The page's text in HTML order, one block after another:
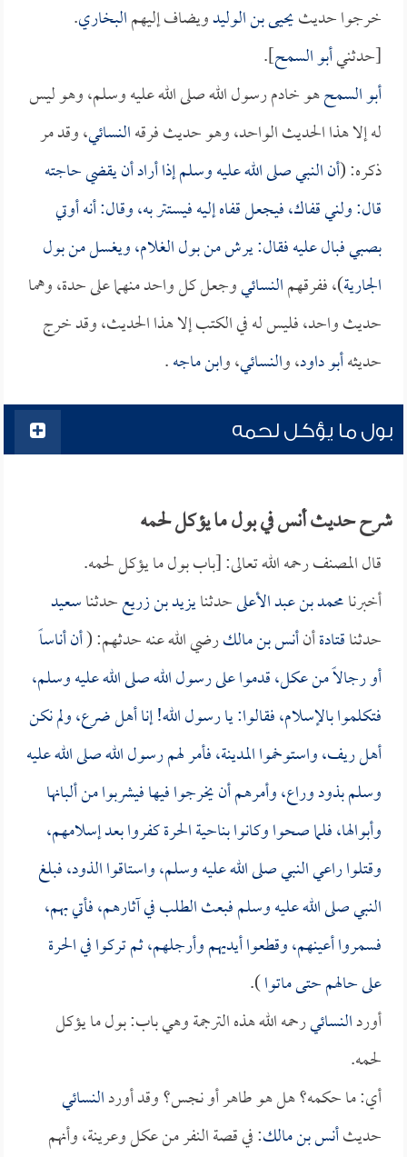
خرجوا حديثيحيى بن الوليدويضاف إليهمالبخاري.
[حدثنيأبو السمح].
أبو السمحهو خادم رسول الله صلى الله عليه وسلم، وهو ليس
له إلا هذا الحديث الواحد، وهو حديث فرقهالنسائي، وقد مر
ذكره: (أن النبي صلى الله عليه وسلم إذا أراد أن يقضي حاجته
قال: ولني قفاك، فيجعل قفاه إليه فيستتر به، وقال: أنه أوتي
بصبي فبال عليه فقال: يرش من بول الغلام، ويغسل من بول
الجارية)، ففرقهمالنسائيوجعل كل واحد منهما على حدة، وهما
حديث واحد، فليس له في الكتب إلا هذا الحديث، وقد خرج
حديثهأبو داود، والنسائي، وابن ماجه.
بول ما يؤكل لحمه
شرح حديث أنس في بول ما يؤكل لحمه
قال المصنف رحمه الله تعالى: [باب بول ما يؤكل لحمه.
أخبرنامحمد بن عبد الأعلىحدثنايزيد بن زريعحدثناسعيد
حدثناقتادةأنأنس بن مالكرضي الله عنه حدثهم: (أن أناساً
أو رجالاً من عكل، قدموا على رسول الله صلى الله عليه وسلم،
فتكلموا بالإسلام، فقالوا: يا رسول الله! إنا أهل ضرع، ولم نكن
أهل ريف، واستوخموا المدينة، فأمر لهم رسول الله صلى الله عليه
وسلم بذود وراع، وأمرهم أن يخرجوا فيها فيشربوا من ألبانها
وأبوالها، فلما صحوا وكانوا بناحية الحرة كفروا بعد إسلامهم،
وقتلوا راعي النبي صلى الله عليه وسلم، واستاقوا الذود، فبلغ
النبي صلى الله عليه وسلم فبعث الطلب في آثارهم، فأتي بهم،
فسمروا أعينهم، وقطعوا أيديهم وأرجلهم، ثم تركوا في الحرة
على حالهم حتى ماتوا).
أوردالنسائيرحمه الله هذه الترجمة وهي باب: بول ما يؤكل
لحمه.
أي: ما حكمه؟ هل هو طاهر أو نجس؟ وقد أوردالنسائي
حديثأنس بن مالك: في قصة النفر من عكل وعرينة، وأنهم